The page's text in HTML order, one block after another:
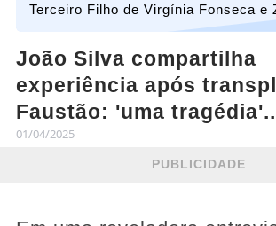
Terceiro Filho de Virgínia Fonseca e
João Silva compartilha
experiência após
Faustão: 'uma
01/04/2025
PUBLICIDADE